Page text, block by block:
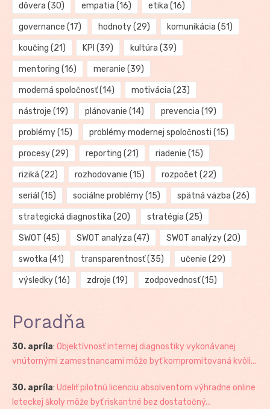
dôvera (30) empatia (16) etika (16)
governance (17) hodnoty(29) komunikácia (51)
koučing (21) KPI (39) kultúra (39)
mentoring (16) meranie (39)
moderná spoločnosť(14) motivácia (23)
nástroje (19) plánovanie (14) prevencia (19)
problémy(15) problémy modernej spoločnosti (15)
procesy(29) reporting (21) riadenie (15)
riziká (22) rozhodovanie (15) rozpočet (22)
seriál (15) sociálne problémy(15) spätná väzba (26)
strategická diagnostika (20) stratégia (25)
SWOT (45) SWOT analýza (47) SWOT analýzy(20)
swotka (41) transparentnosť(35) učenie (29)
výsledky(16) zdroje (19) zodpovednosť(15)
Poradňa
30. apríla: Objektívnosť internej diagnostiky vykonávanej
vnútornými zamestnancami môže byť kompromitovaná kvôli...
30. apríla: Udeliť pilotnú licenciu absolventom výhradne online
leteckej školy môže byť riskantné bez dostatočný...